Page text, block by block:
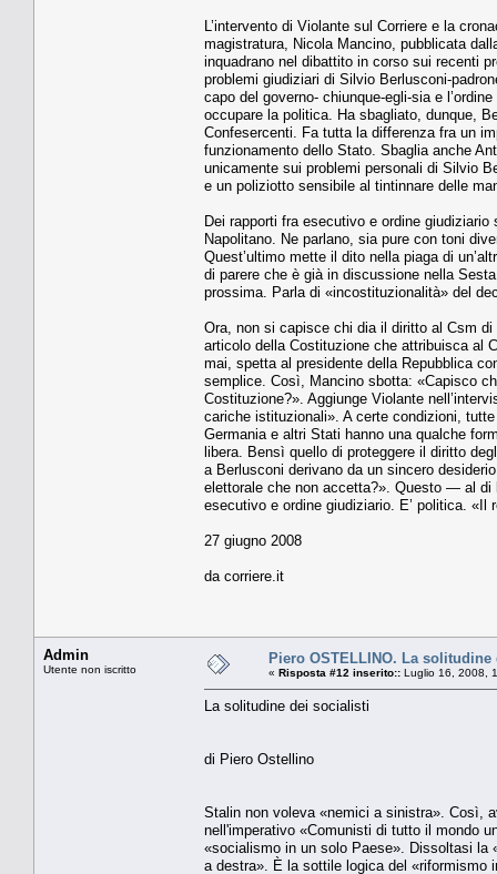
L’intervento di Violante sul Corriere e la
magistratura, Nicola Mancino, pubblicata
inquadrano nel dibattito in corso sui recenti
problemi giudiziari di Silvio Berlusconi-
capo del governo- chiunque-egli-sia e
occupare la politica. Ha sbagliato, dunque,
Confesercenti. Fa tutta la differenza fra un
funzionamento dello Stato. Sbaglia anche
unicamente sui problemi personali di Silvio
e un poliziotto sensibile al tintinnare delle
Dei rapporti fra esecutivo e ordine
Napolitano. Ne parlano, sia pure con toni
Quest’ultimo mette il dito nella piaga di
di parere che è già in discussione nella
prossima. Parla di «incostituzionalità» del
Ora, non si capisce chi dia il diritto al Csm
articolo della Costituzione che attribuisca al
mai, spetta al presidente della Repubblica
semplice. Così, Mancino sbotta: «Capisco
Costituzione?». Aggiunge Violante
cariche istituzionali». A certe condizioni,
Germania e altri Stati hanno una qualche
libera. Bensì quello di proteggere il diritto
a Berlusconi derivano da un sincero
elettorale che non accetta?». Questo — al di
esecutivo e ordine giudiziario. E’ politica.
27 giugno 2008
da corriere.it
Admin
Utente non iscritto
Piero OSTELLINO. La
« Risposta #12 inserito:: Luglio 16, 2008,
La solitudine dei socialisti
di Piero Ostellino
Stalin non voleva «nemici a sinistra». Così,
nell'imperativo «Comunisti di tutto il mondo
«socialismo in un solo Paese». Dissoltasi la
a destra». È la sottile logica del «riformismo